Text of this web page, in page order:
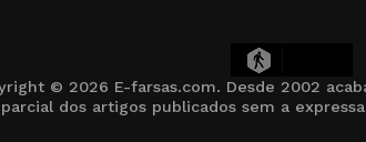
© 2026 E-farsas.com. Desde 2002
dos artigos publicados sem a